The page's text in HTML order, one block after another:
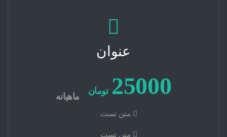
عنوان
25000 تومان
ماهیانه
متن تست
متن تست